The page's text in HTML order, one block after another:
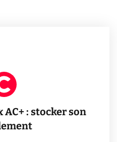
: stocker son